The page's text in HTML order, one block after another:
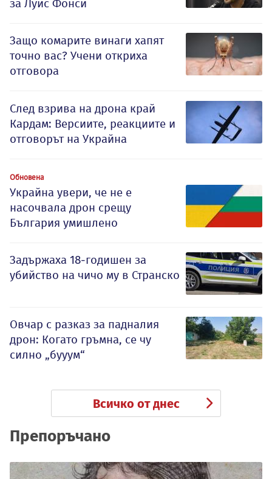
за Луис Фонси
Защо комарите винаги хапят
точно вас? Учени откриха
отговора
След взрива на дрона край
Кардам: Версиите, реакциите и
отговорът на Украйна
Обновена
Украйна увери, че не е
насочвала дрон срещу
България умишлено
Задържаха 18-годишен за
убийство на чичо му в Странско
Овчар с разказ за падналия
дрон: Когато гръмна, се чу
силно „бууум“
Всичко от днес
Препоръчано